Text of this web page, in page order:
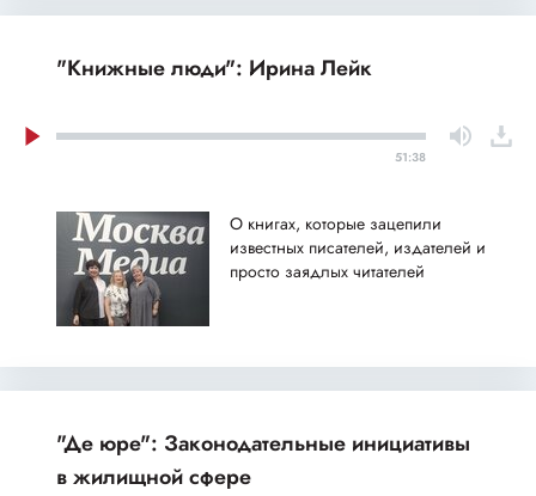
"Книжные люди": Ирина Лейк
51:38
О книгах, которые зацепили
известных писателей, издателей и
просто заядлых читателей
"Де юре": Законодательные инициативы
в жилищной сфере